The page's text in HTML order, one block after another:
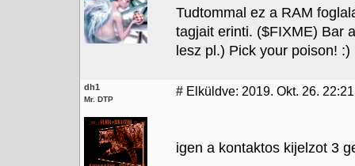
Tudtommal ez a RAM
tagjait erinti. ($FIXME) Bar
lesz pl.) Pick your poison! :)
dh1
Mr. DTP
# Elküldve: 2019. Okt. 26. 22:21
igen a kontaktos kijelzot 3